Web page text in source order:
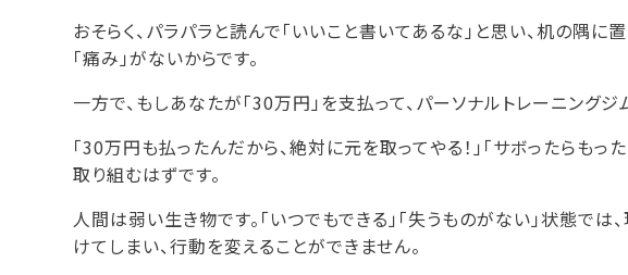
おそらく、パラパラと読んで「いいこと書いてあるな」と思い、机の隅に
「痛み」がないからです。
一方で、もしあなたが「30万円」を支払って、パーソナルトレーニング
「30万円も払ったんだから、絶対に元を取ってやる！」「サボったらもっ
取り組むはずです。
人間は弱い生き物です。「いつでもできる」「失うものがない」状態では
けてしまい、行動を変えることができません。